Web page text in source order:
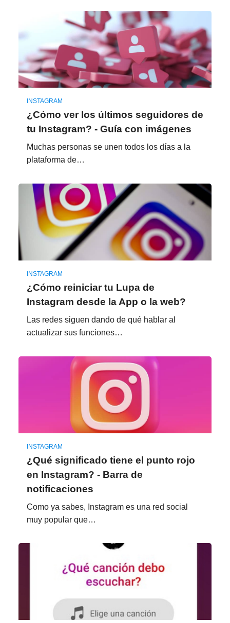
INSTAGRAM
¿Cómo ver los últimos seguidores de
tu Instagram? - Guía con imágenes
Muchas personas se unen todos los días a la
plataforma de…
INSTAGRAM
¿Cómo reiniciar tu Lupa de
Instagram desde la App o la web?
Las redes siguen dando de qué hablar al
actualizar sus funciones…
INSTAGRAM
¿Qué significado tiene el punto rojo
en Instagram? - Barra de
notificaciones
Como ya sabes, Instagram es una red social
muy popular que…